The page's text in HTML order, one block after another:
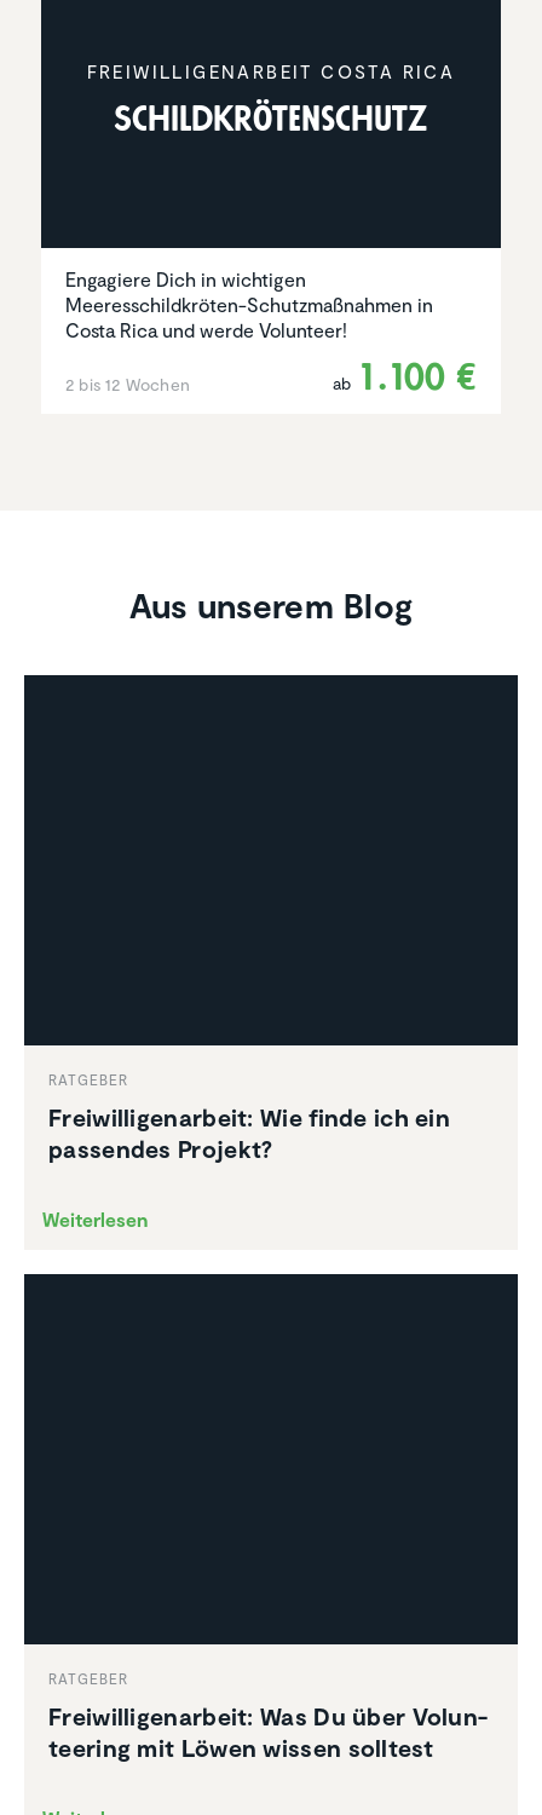
FREIWIL­LI­GEN­AR­BEIT COSTA RICA
Schild­krö­ten­schutz
Engagiere Dich in wichtigen
Meeresschildkröten-Schutzmaßnahmen in
Costa Rica und werde Volunteer!
2 bis 12 Wochen ab 1.100 €
Aus unserem Blog
RATGEBER
Freiwil­li­gen­ar­beit: Wie finde ich ein
passendes Projekt?
Weiterlesen
RATGEBER
Freiwil­li­gen­ar­beit: Was Du über Volun­
tee­ring mit Löwen wissen solltest